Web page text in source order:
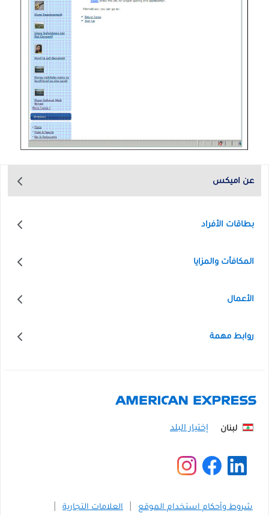
عن اميكس
بطاقات الأفراد
المكافأت والمزايا
الأعمال
روابط مهمة
لبنان
شروط وأحكام استخدام الموقع العلامات التجارية